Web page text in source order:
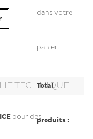
dans votre
panier.
Total
produits :
TECHNIQUE
pour des